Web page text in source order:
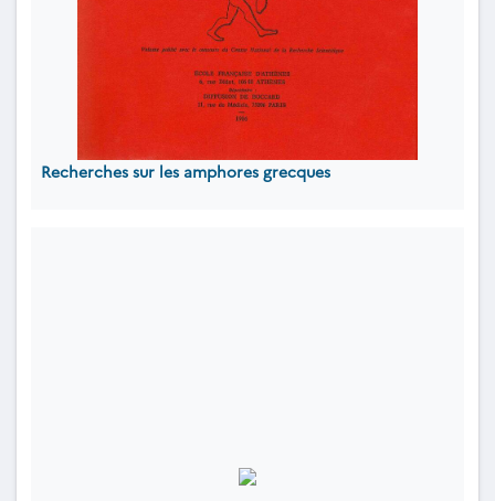
Recherches sur les amphores grecques